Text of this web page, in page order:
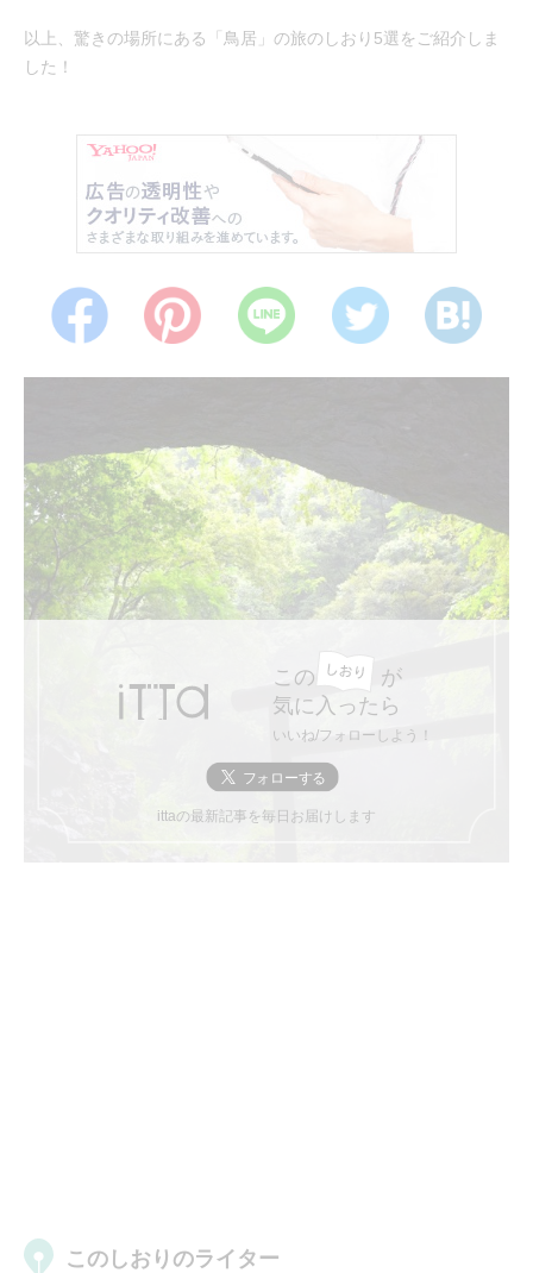
以上、驚きの場所にある「鳥居」の旅のしおり5選をご紹介しま
した！
この
が
気に入ったら
いいね/フォローしよう！
ittaの最新記事を毎日お届けします
このしおりのライター